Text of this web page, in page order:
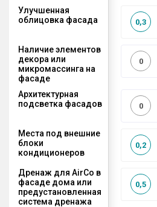
Улучшенная
облицовка фасада
0,3
Наличие элементов
декора или
микромассинга на
фасаде
0
Архитектурная
подсветка фасадов
0
Места под внешние
блоки
кондиционеров
0,2
Дренаж для AirCo в
фасаде дома или
предустановленная
система дренажа
0,5